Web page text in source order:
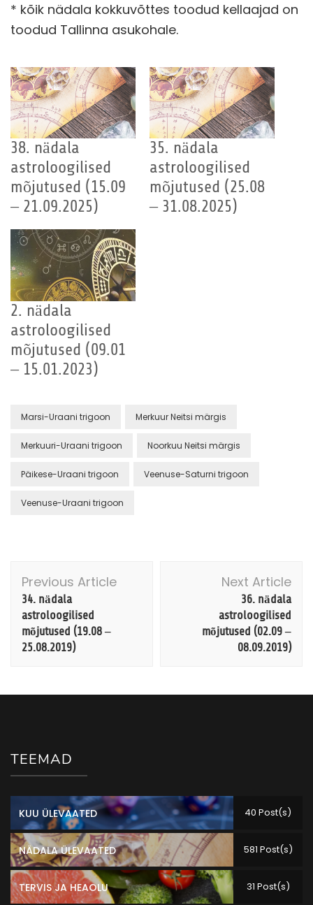
* kõik nädala kokkuvõttes toodud kellaajad on
toodud Tallinna asukohale.
38. nädala
astroloogilised
mõjutused (15.09
– 21.09.2025)
35. nädala
astroloogilised
mõjutused (25.08
– 31.08.2025)
2. nädala
astroloogilised
mõjutused (09.01
– 15.01.2023)
Marsi-Uraani trigoon Merkuur Neitsi märgis
Merkuuri-Uraani trigoon Noorkuu Neitsi märgis
Päikese-Uraani trigoon Veenuse-Saturni trigoon
Veenuse-Uraani trigoon
Post
Navigation
Previous Article
34. nädala
astroloogilised
mõjutused (19.08 –
25.08.2019)
Next Article
36. nädala
astroloogilised
mõjutused (02.09 –
08.09.2019)
TEEMAD
KUU ÜLEVAATED 40 Post(s)
NÄDALA ÜLEVAATED 581 Post(s)
TERVIS JA HEAOLU 31 Post(s)